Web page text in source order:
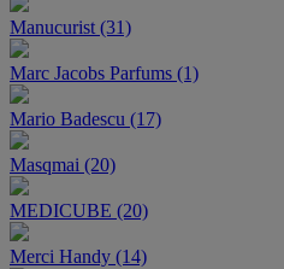
Manucurist (31)
Marc Jacobs Parfums (1)
Mario Badescu (17)
Masqmai (20)
MEDICUBE (20)
Merci Handy (14)